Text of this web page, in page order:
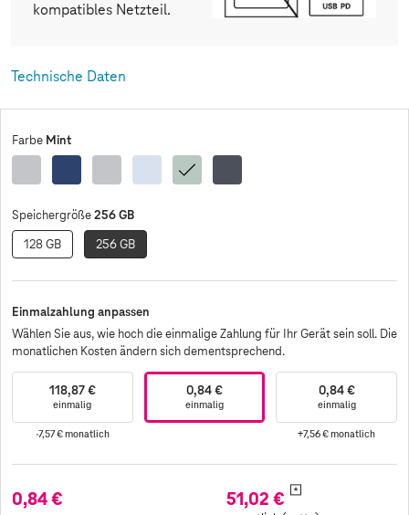
kompatibles Netzteil.
Technische Daten
Farbe Mint
Silver
Shadow
Navy
Shadow
Edition
Icyblue Mint Blueblack
Speichergröße 256 GB
128 GB 256 GB
Einmalzahlung anpassen
Wählen Sie aus, wie hoch die einmalige Zahlung für Ihr Gerät sein soll. Die
monatlichen Kosten ändern sich dementsprechend.
118,87 €
einmalig
-7,57 €monatlich
0,84 €
einmalig
0,84 €
einmalig
+7,56 €monatlich
0,84 € 51,02 € *